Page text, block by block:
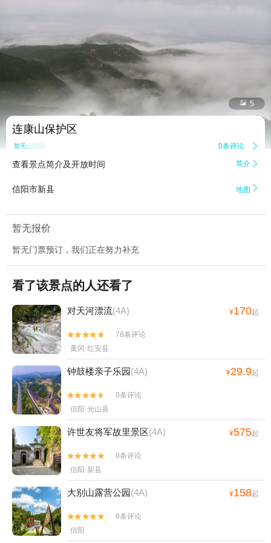
 5
连康山保护区
暂无点评 0条评论 
查看景点简介及开放时间 简介 
信阳市新县 地图 
暂无报价
暂无门票预订，我们正在努力补充
看了该景点的人还看了
对天河漂流(4A) ¥170起


78条评论
黄冈·红安县
钟鼓楼亲子乐园(4A) ¥29.9起


0条评论
信阳·光山县
许世友将军故里景区(4A) ¥575起


0条评论
信阳·新县
大别山露营公园(4A) ¥158起


0条评论
信阳